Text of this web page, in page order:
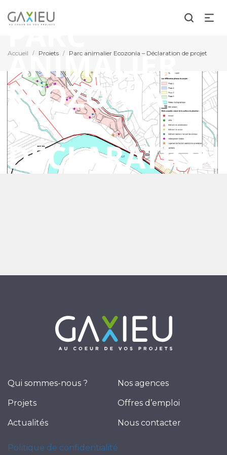
Accueil / Projets / Parc animalier Ecozonia – Déclaration de projet
PARC
ANIMALIER
ECOZONIA
–
DÉCLARATION
DE PROJET
Qui sommes-nous ?
Projets
Actualités
Nos agences
Offres d’emploi
Nous contacter
Politique de confidentialité